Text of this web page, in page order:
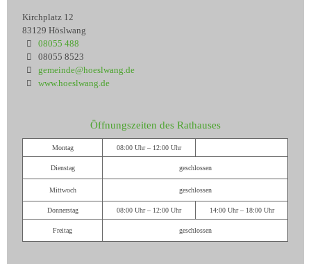
Kirchplatz 12
83129 Höslwang
08055 488
08055 8523
gemeinde@hoeslwang.de
www.hoeslwang.de
Öffnungszeiten des Rathauses
Montag 08:00 Uhr – 12:00 Uhr
Dienstag geschlossen
Mittwoch geschlossen
Donnerstag 08:00 Uhr – 12:00 Uhr 14:00 Uhr – 18:00 Uhr
Freitag geschlossen